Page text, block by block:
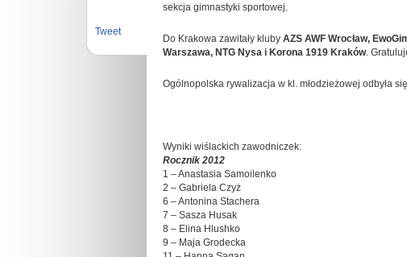
Tweet
sekcja gimnastyki sportowej.
Do Krakowa zawitały kluby AZS AWF Wrocław,
Warszawa, NTG Nysa i Korona 1919 Kraków.
Ogólnopolska rywalizacja w kl. młodzieżowej odbyła
Wyniki wiślackich zawodniczek:
Rocznik 2012
1 – Anastasia Samoilenko
2 – Gabriela Czyż
6 – Antonina Stachera
7 – Sasza Husak
8 – Elina Hlushko
9 – Maja Grodecka